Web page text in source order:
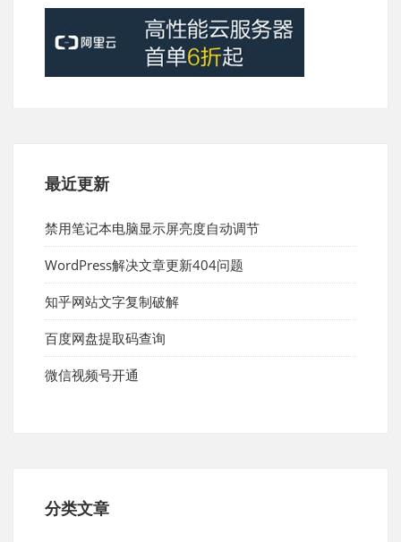
最近更新
禁用笔记本电脑显示屏亮度自动调节
WordPress解决文章更新404问题
知乎网站文字复制破解
百度网盘提取码查询
微信视频号开通
分类文章